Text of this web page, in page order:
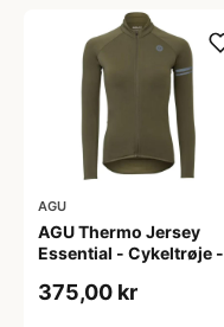
AGU
AGU Thermo Jersey
Essential - Cykeltrøje -
XXL
375,00 kr